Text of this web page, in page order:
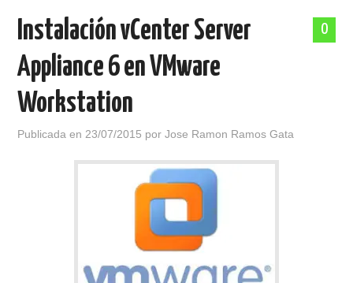
0
Instalación vCenter Server
Appliance 6 en VMware
Workstation
Publicada en 23/07/2015 porJose Ramon Ramos Gata